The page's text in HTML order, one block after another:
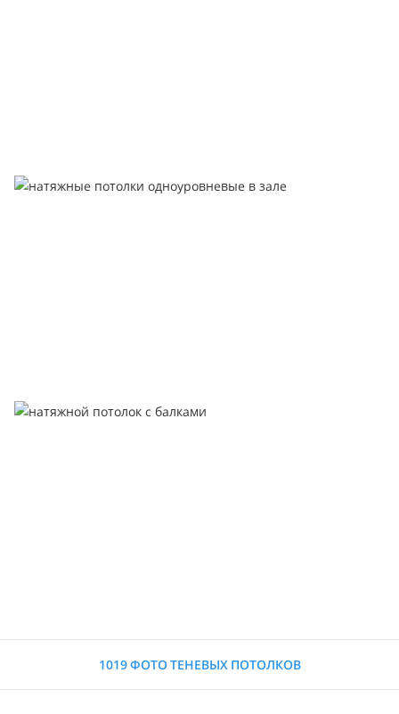
1019 ФОТО ТЕНЕВЫХ ПОТОЛКОВ